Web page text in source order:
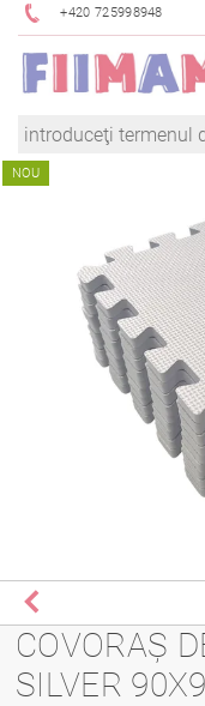
+420 725998948
NOU
COVORAȘ
SILVER